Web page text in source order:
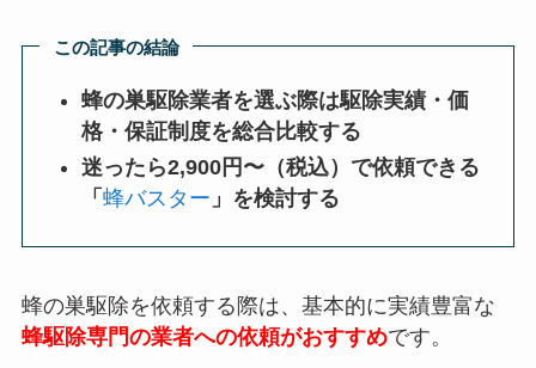
この記事の結論
蜂の巣駆除業者を選ぶ際は駆除実績・価
格・保証制度を総合比較する
迷ったら2,900円〜（税込）で依頼できる
「蜂バスター 」を検討する
蜂の巣駆除を依頼する際は、基本的に実績豊富な
蜂駆除専門の業者への依頼がおすすめです。